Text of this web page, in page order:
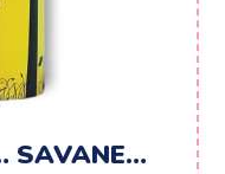
SAVANE…